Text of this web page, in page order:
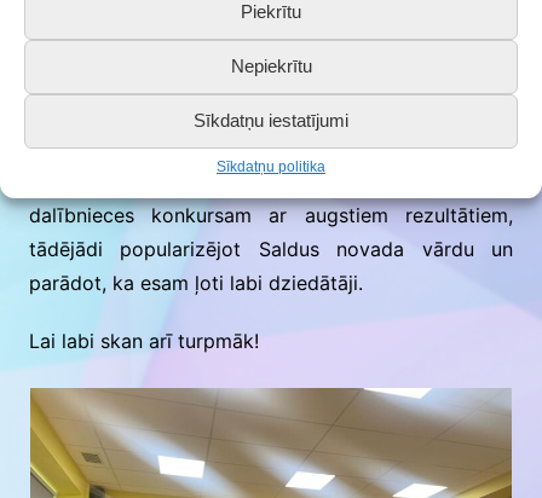
Piekrītu
Nepiekrītu
Sīkdatņu iestatījumi
Sīkdatņu politika
Paldies ansambļu dalībniecēm par ieguldīto darbu
un augstvērtīgo sniegumu konkursā.
Īpaši paldies ansambļa vadītājām
Inārai Bērziņai,kā arī koncertmeistareiIngrīdai Bitei
par ieguldīto darbu sagatavojot ansambļa
dalībnieces konkursam ar augstiem rezultātiem,
tādējādi popularizējot Saldus novada vārdu un
parādot, ka esam ļoti labi dziedātāji.
Lai labi skan arī turpmāk!